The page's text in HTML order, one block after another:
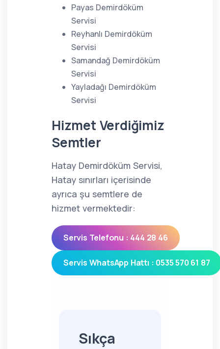
Payas Demirdöküm
Servisi
Reyhanlı Demirdöküm
Servisi
Samandağ Demirdöküm
Servisi
Yayladağı Demirdöküm
Servisi
Hizmet Verdiğimiz
Semtler
Hatay Demirdöküm Servisi,
Hatay sınırları içerisinde
ayrıca şu semtlere de
hizmet vermektedir:
Servis Telefonu : 444 28 46
Servis WhatsApp Hattı : 0535 570 61 87
Sıkça